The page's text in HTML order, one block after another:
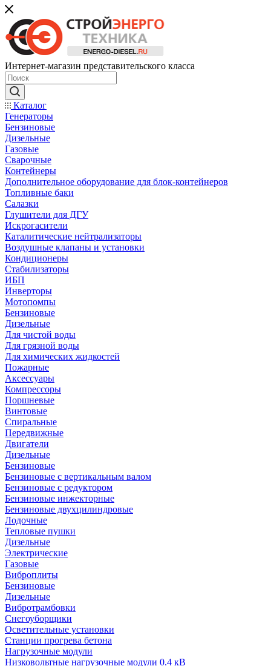
Интернет-магазин представительского класса
Каталог
Генераторы
Бензиновые
Дизельные
Газовые
Сварочные
Контейнеры
Дополнительное оборудование для блок-контейнеров
Топливные баки
Салазки
Глушители для ДГУ
Искрогасители
Каталитические нейтрализаторы
Воздушные клапаны и установки
Кондиционеры
Стабилизаторы
ИБП
Инверторы
Мотопомпы
Бензиновые
Дизельные
Для чистой воды
Для грязной воды
Для химических жидкостей
Пожарные
Аксессуары
Компрессоры
Поршневые
Винтовые
Спиральные
Передвижные
Двигатели
Дизельные
Бензиновые
Бензиновые с вертикальным валом
Бензиновые с редуктором
Бензиновые инжекторные
Бензиновые двухцилиндровые
Лодочные
Тепловые пушки
Дизельные
Электрические
Газовые
Виброплиты
Бензиновые
Дизельные
Вибротрамбовки
Снегоуборщики
Осветительные установки
Станции прогрева бетона
Нагрузочные модули
Низковольтные нагрузочные модули 0.4 кВ